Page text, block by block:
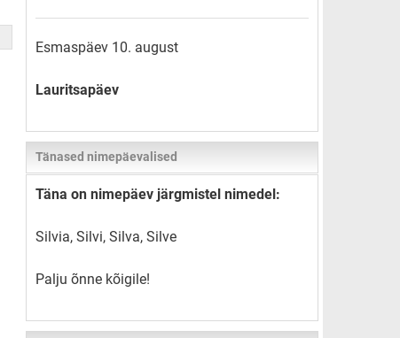
Esmaspäev 10. august
Lauritsapäev
Tänased nimepäevalised
Täna on nimepäev järgmistel nimedel:
Silvia, Silvi, Silva, Silve
Palju õnne kõigile!